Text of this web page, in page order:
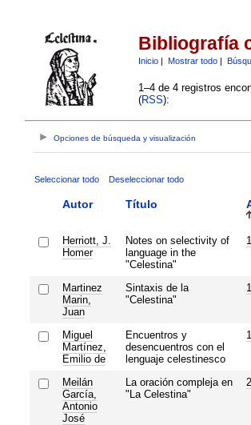
Bibliografía
Inicio| Mostrar todo|
1–4 de 4 registros
(RSS):
Opciones de búsqueda y visualización
Seleccionar todo Deseleccionar todo
Autor Título
Herriott, J.
Homer
Notes on selectivity of
language in the
"Celestina"
Martinez
Marin,
Juan
Sintaxis de la
"Celestina"
Miguel
Martínez,
Emilio de
Encuentros y
desencuentros con el
lenguaje celestinesco
Meilán
García,
Antonio
José
La oración compleja en
"La Celestina"